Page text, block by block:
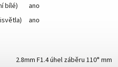
bílé)
ano
ano
2.8mm F1.4 úhel záběru 110° mm